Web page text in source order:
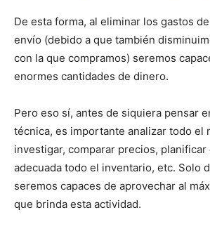
De esta forma, al eliminar los gastos
envío (debido a que también
con la que compramos) seremos
enormes cantidades de dinero.
Pero eso sí, antes de siquiera pensar
técnica, es importante analizar todo el
investigar, comparar precios, planificar
adecuada todo el inventario, etc. Solo
seremos capaces de aprovechar al
que brinda esta actividad.